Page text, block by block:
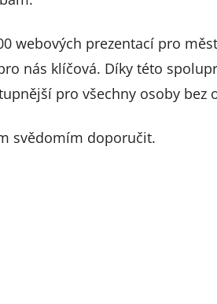
webových prezentací pro
nás klíčová. Díky této
pro všechny osoby bez
svědomím doporučit.